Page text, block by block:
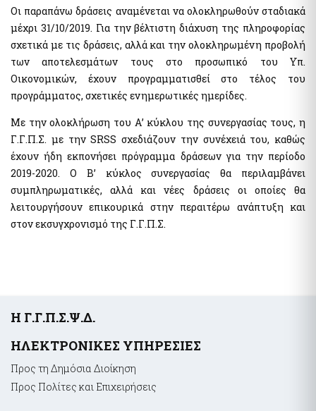
Εθνικές Βουλευτικές και Αυτοδιοικητικές Εκλογές 2023
Εθνικό Μητρώο Ζώων Συντροφιάς (Ε.Μ.Ζ.Σ.)
Υπηρεσία Πληρωμής Ειδικής Εκλογικής Αποζημίωσης
Βουλευτικών Εκλογών της 21ης Μαΐου 2023
Υπηρεσία Πληρωμής Ειδικής Εκλογικής Αποζημίωσης
Βουλευτικών Εκλογών της 25ης Ιουνίου 2023
e-έντυπα
Απόκρυψη λίστας
Οι παραπάνω δράσεις αναμένεται να ολοκληρωθούν σταδιακά
μέχρι 31/10/2019. Για την βέλτιστη διάχυση της πληροφορίας
σχετικά με τις δράσεις, αλλά και την ολοκληρωμένη προβολή
των αποτελεσμάτων τους στο προσωπικό του Υπ.
Οικονομικών, έχουν προγραμματισθεί στο τέλος του
προγράμματος, σχετικές ενημερωτικές ημερίδες.
Με την ολοκλήρωση του Α’ κύκλου της συνεργασίας τους, η
Γ.Γ.Π.Σ. με την SRSS σχεδιάζουν την συνέχειά του, καθώς
έχουν ήδη εκπονήσει πρόγραμμα δράσεων για την περίοδο
2019-2020. Ο Β’ κύκλος συνεργασίας θα περιλαμβάνει
συμπληρωματικές, αλλά και νέες δράσεις οι οποίες θα
λειτουργήσουν επικουρικά στην περαιτέρω ανάπτυξη και
στον εκσυγχρονισμό της Γ.Γ.Π.Σ.
Υποσέλιδο
Η Γ.Γ.Π.Σ.Ψ.Δ.
ΗΛΕΚΤΡΟΝΙΚΕΣ ΥΠΗΡΕΣΙΕΣ
Προς τη Δημόσια Διοίκηση
Προς Πολίτες και Επιχειρήσεις